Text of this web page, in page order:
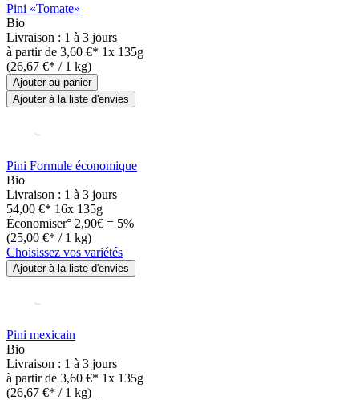
Pini «Tomate»
Bio
Livraison : 1 à 3 jours
à partir de 3,60 €* 1x 135g
(26,67 €* / 1 kg)
Ajouter au panier
Ajouter à la liste d'envies
Pini Formule économique
Bio
Livraison : 1 à 3 jours
54,00 €* 16x 135g
Économiser° 2,90€ = 5%
(25,00 €* / 1 kg)
Choisissez vos variétés
Ajouter à la liste d'envies
Pini mexicain
Bio
Livraison : 1 à 3 jours
à partir de 3,60 €* 1x 135g
(26,67 €* / 1 kg)